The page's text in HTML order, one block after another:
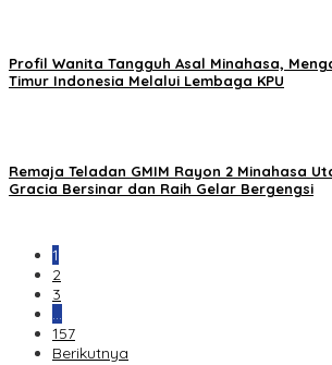
Profil Wanita Tangguh Asal Minahasa,
Timur Indonesia Melalui Lembaga KPU
Remaja Teladan GMIM Rayon 2 Minahasa
Gracia Bersinar dan Raih Gelar Bergengsi
1
2
3
…
157
Berikutnya